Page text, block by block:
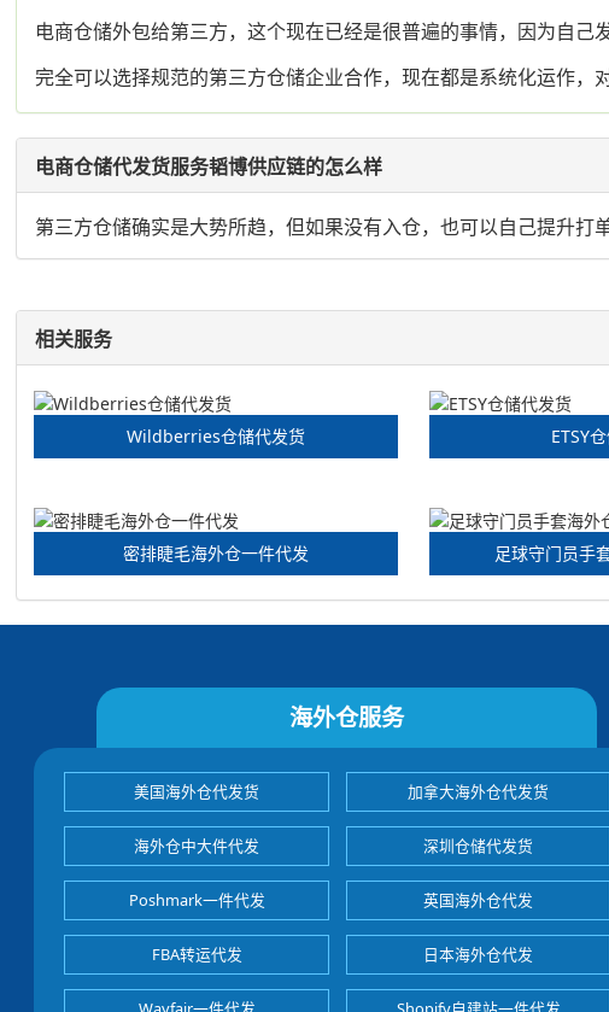
电商仓储外包给第三方，这个现在已经是很普遍的事情，因为自己
完全可以选择规范的第三方仓储企业合作，现在都是系统化运作，
电商仓储代发货服务韬博供应链的怎么样
第三方仓储确实是大势所趋，但如果没有入仓，也可以自己提升打
相关服务
Wildberries仓储代发货 ETSY
密排睫毛海外仓一件代发 足球守门员手
海外仓服务
美国海外仓代发货 加拿大海外仓代发货
海外仓中大件代发 深圳仓储代发货
Poshmark一件代发 英国海外仓代发
FBA转运代发 日本海外仓代发